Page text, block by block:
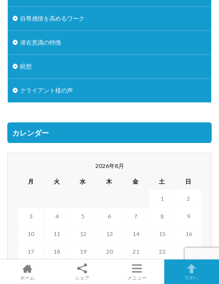
自尊感情を高めるワーク
潜在意識の特徴
瞑想
クライアント様の声
カレンダー
2026年8月
月 火 水 木 金 土 日
1 2
3 4 5 6 7 8 9
10 11 12 13 14 15 16
17 18 19 20 21 22
24 26 28 30
ホーム シェア メニュー TOPへ